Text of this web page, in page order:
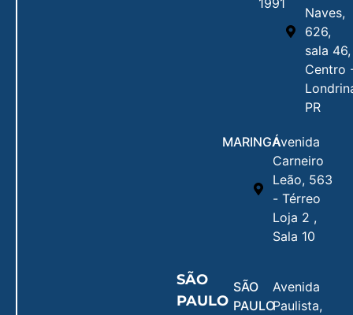
1991
Naves,
626,
sala 46,
Centro
PR
MARINGÁAvenida
Carneiro
Leão, 563
- Térreo
Loja 2 ,
Sala 10
SÃO
PAULO
SÃO
PAULO
Avenida
Paulista,